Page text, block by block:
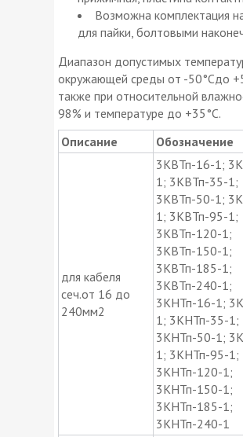
Возможна комплектация
для пайки, болтовыми
Диапазон допустимых
окружающей среды от -50°Cдо
также при относительной
98% и температуре до +35°C.
Описание
Обозначение
для кабеля
сеч.от 16 до
240мм2
3КВТп-16-1;
1; 3КВТп-35-1;
3КВТп-50-1;
1; 3КВТп-95-1;
3КВТп-120-1;
3КВТп-150-1;
3КВТп-185-1;
3КВТп-240-1;
3КНТп-16-1;
1; 3КНТп-35-1;
3КНТп-50-1;
1; 3КНТп-95-1;
3КНТп-120-1;
3КНТп-150-1;
3КНТп-185-1;
3КНТп-240-1